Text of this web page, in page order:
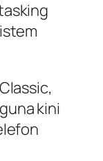
kini